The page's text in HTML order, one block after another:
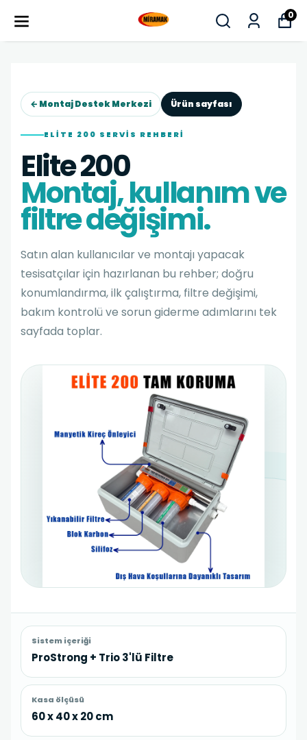
0
← Montaj Destek Merkezi Ürün sayfası
ELITE 200 SERVIS REHBERI
Elite 200
Montaj, kullanım ve
filtre değişimi.
Satın alan kullanıcılar ve montajı yapacak
tesisatçılar için hazırlanan bu rehber; doğru
konumlandırma, ilk çalıştırma, filtre değişimi,
bakım kontrolü ve sorun giderme adımlarını tek
sayfada toplar.
Sistem içeriği
ProStrong + Trio 3'lü Filtre
Kasa ölçüsü
60 x 40 x 20 cm